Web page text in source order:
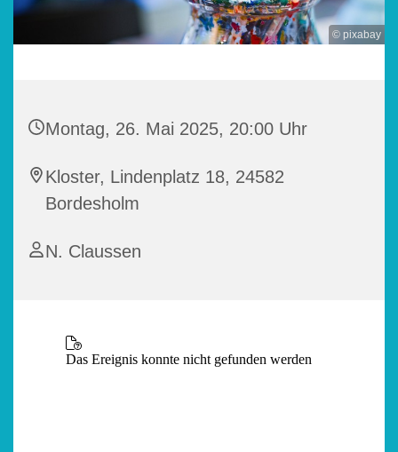
© pixabay
Montag, 26. Mai 2025, 20:00 Uhr
Kloster, Lindenplatz 18, 24582
Bordesholm
N. Claussen